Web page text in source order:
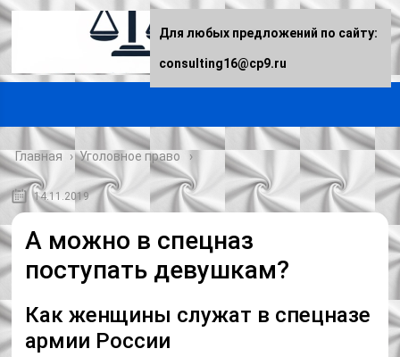
Главная › Уголовное право
14.11.2019
А можно в спецназ
поступать девушкам?
Как женщины служат в спецназе
армии России
Для любых предложений по сайту:
consulting16@cp9.ru